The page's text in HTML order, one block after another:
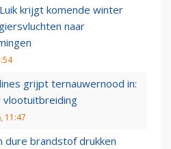
krijgt komende winter
naar
grijpt ternauwernood in:
11:47
dure brandstof drukken